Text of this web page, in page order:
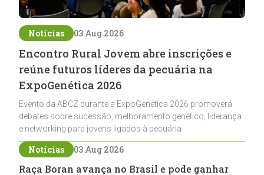
Notícias 03 Aug 2026
Encontro Rural Jovem abre inscrições e
reúne futuros líderes da pecuária na
ExpoGenética 2026
Evento da ABCZ durante a ExpoGenética 2026 promoverá
debates sobre sucessão, melhoramento genético, liderança
e networking para jovens ligados à pecuária
Notícias 03 Aug 2026
Raça Boran avança no Brasil e pode ganhar